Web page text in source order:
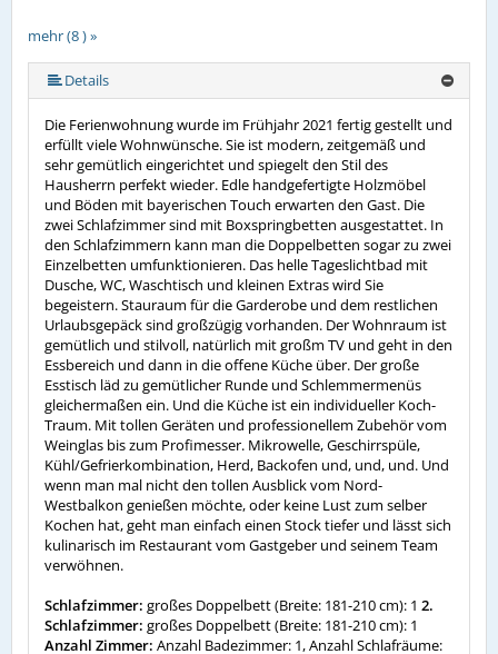
mehr (8 ) »
mehr (8 ) »
mehr (8 ) »
mehr (8 ) »
mehr (8 ) »
Details
Die Ferienwohnung wurde im Frühjahr 2021 fertig gestellt und
erfüllt viele Wohnwünsche. Sie ist modern, zeitgemäß und
sehr gemütlich eingerichtet und spiegelt den Stil des
Hausherrn perfekt wieder. Edle handgefertigte Holzmöbel
und Böden mit bayerischen Touch erwarten den Gast. Die
zwei Schlafzimmer sind mit Boxspringbetten ausgestattet. In
den Schlafzimmern kann man die Doppelbetten sogar zu zwei
Einzelbetten umfunktionieren. Das helle Tageslichtbad mit
Dusche, WC, Waschtisch und kleinen Extras wird Sie
begeistern. Stauraum für die Garderobe und dem restlichen
Urlaubsgepäck sind großzügig vorhanden. Der Wohnraum ist
gemütlich und stilvoll, natürlich mit großm TV und geht in den
Essbereich und dann in die offene Küche über. Der große
Esstisch läd zu gemütlicher Runde und Schlemmermenüs
gleichermaßen ein. Und die Küche ist ein individueller Koch-
Traum. Mit tollen Geräten und professionellem Zubehör vom
Weinglas bis zum Profimesser. Mikrowelle, Geschirrspüle,
Kühl/Gefrierkombination, Herd, Backofen und, und, und. Und
wenn man mal nicht den tollen Ausblick vom Nord-
Westbalkon genießen möchte, oder keine Lust zum selber
Kochen hat, geht man einfach einen Stock tiefer und lässt sich
kulinarisch im Restaurant vom Gastgeber und seinem Team
verwöhnen.
Schlafzimmer: großes Doppelbett (Breite: 181-210 cm): 1 2.
Schlafzimmer: großes Doppelbett (Breite: 181-210 cm): 1
Anzahl Zimmer: Anzahl Badezimmer: 1, Anzahl Schlafräume: